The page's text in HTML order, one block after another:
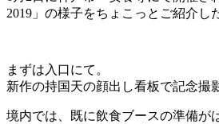
2019」の様子をちょこっとご紹介し
まずは入口にて。
新作の持国天の顔出し看板で記念撮
境内では、既に飲食ブースの準備が